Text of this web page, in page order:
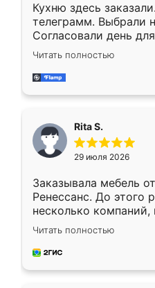
Кухню здесь
телеграмм. Выбрали
Согласовали день
недели кухня была
довольны работой.
мебель за
Читать полностью
Rita S.
29 июля 2026
Заказывала мебель
Ренессанс. До этого
несколько компаний,
эту. Сначала
приехал замерщик,
и снял размеры.
Читать полностью